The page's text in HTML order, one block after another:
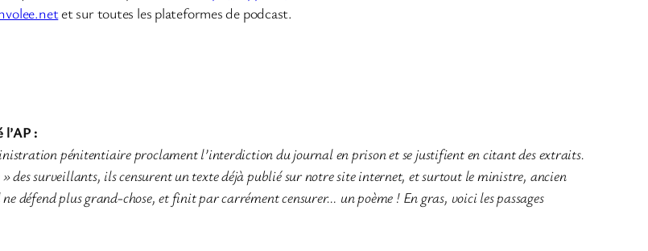
et sur toutes les plateformes de podcast.
:
pénitentiaire proclament l’interdiction du journal en prison et se justifient en citant des extraits.
des surveillants, ils censurent un texte déjà publié sur notre site internet, et surtout le ministre, ancien
défend plus grand-chose, et finit par carrément censurer… un poème ! En gras, voici les passages